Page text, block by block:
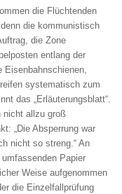
die Flüchtenden
die kommunistisch
die Zone
entlang der
Eisenbahnschienen,
systematisch zum
das „Erläuterungsblatt“.
nicht allzu groß
„Die Absperrung war
nicht so streng.“ An
Papier
Weise aufgenommen
die Einzelfallprüfung